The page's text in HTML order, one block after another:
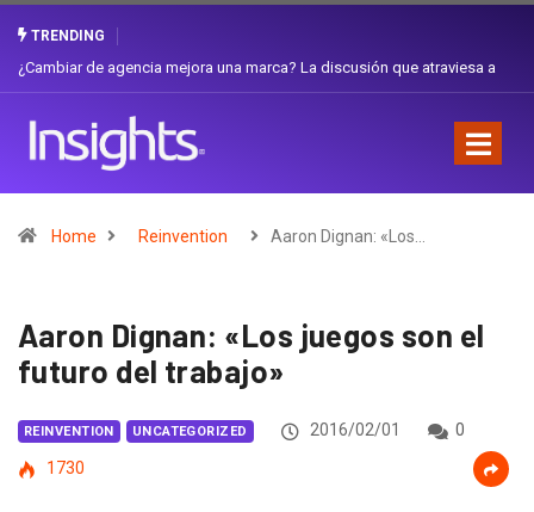
TRENDING
Gabriela Herrera y el arte de cambiarse el sombrero en Corporación
Home Reinvention Aaron Dignan: «Los…
Aaron Dignan: «Los juegos son el
futuro del trabajo»
REINVENTION UNCATEGORIZED 2016/02/01
0
1730